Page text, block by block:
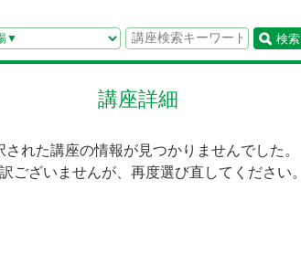
検索
講座詳細
された講座の情報が見つかりませんでした。
ございませんが、再度選び直してください。